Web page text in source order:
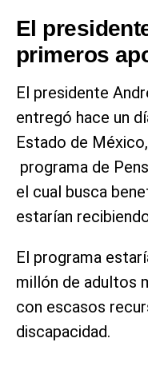
El
primeros
El presidente
entregó hace un
Estado de
programa de
el cual busca
estarían
El programa
millón de adultos
con escasos
discapacidad.